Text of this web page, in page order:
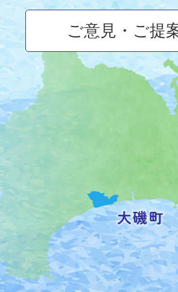
ご意見・ご提